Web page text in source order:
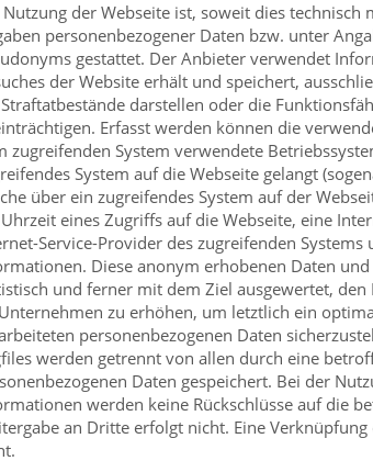
Nutzung der Webseite ist, soweit dies
personenbezogener Daten bzw. unter
gestattet. Der Anbieter verwendet
der Website erhält und speichert,
darstellen oder die
Erfasst werden können die
zugreifenden System verwendete
System auf die Webseite gelangt
über ein zugreifendes System auf der
eines Zugriffs auf die Webseite, eine
Service-Provider des zugreifenden
Diese anonym erhobenen Daten
und ferner mit dem Ziel ausgewertet,
zu erhöhen, um letztlich ein
personenbezogenen Daten
werden getrennt von allen durch eine
Daten gespeichert. Bei der
werden keine Rückschlüsse auf die
an Dritte erfolgt nicht. Eine